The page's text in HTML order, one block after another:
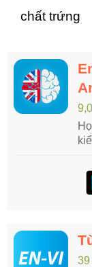
chất trứng
39